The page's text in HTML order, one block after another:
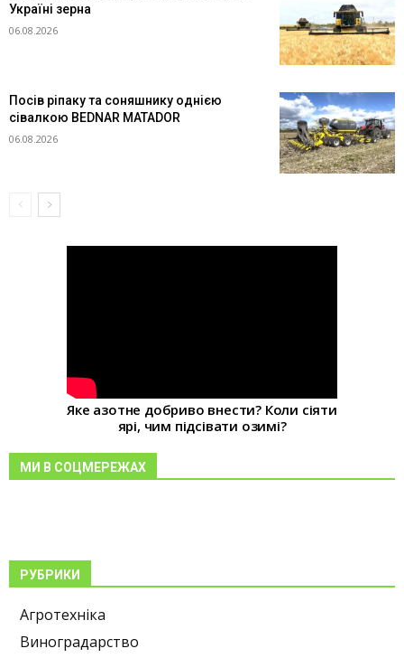
Україні зерна
06.08.2026
Посів ріпаку та соняшнику однією
сівалкою BEDNAR MATADOR
06.08.2026
Яке азотне добриво внести? Коли сіяти
ярі, чим підсівати озимі?
МИ В СОЦМЕРЕЖАХ
РУБРИКИ
Агротехніка
Виноградарство